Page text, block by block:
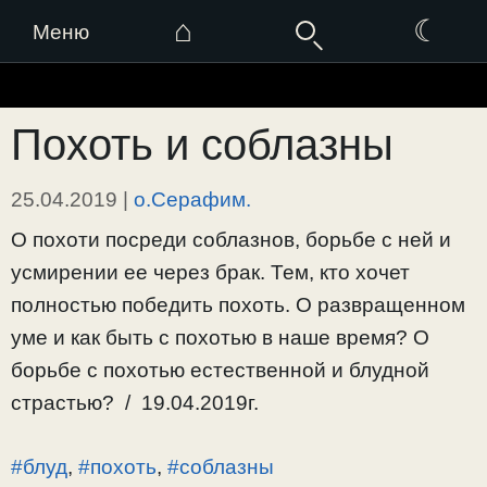
Меню ⌂ ☾
к
содержимому
Похоть и соблазны
25.04.2019 | о.Серафим.
О похоти посреди соблазнов, борьбе с ней и
усмирении ее через брак. Тем, кто хочет
полностью победить похоть. О развращенном
уме и как быть с похотью в наше время? О
борьбе с похотью естественной и блудной
страстью? / 19.04.2019г.
#блуд, #похоть, #соблазны